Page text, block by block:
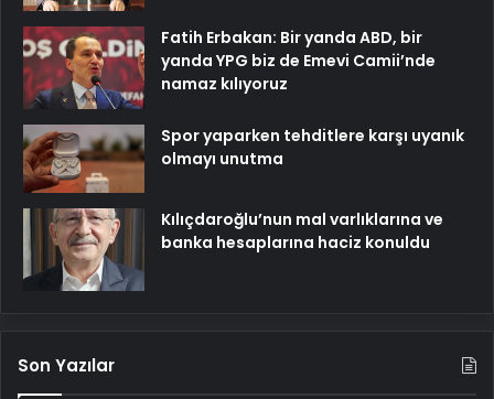
Fatih Erbakan: Bir yanda ABD, bir
yanda YPG biz de Emevi Camii’nde
namaz kılıyoruz
Spor yaparken tehditlere karşı uyanık
olmayı unutma
Kılıçdaroğlu’nun mal varlıklarına ve
banka hesaplarına haciz konuldu
Son Yazılar